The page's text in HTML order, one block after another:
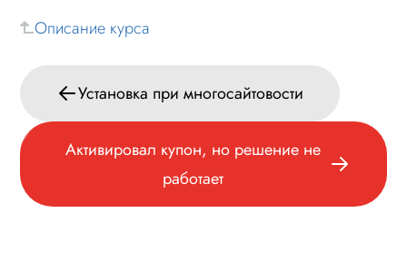
Ошибка fatal error: expected color
value
Не работают все страницы кроме
главной или часть страниц
Вопросы по установке
Обновление
Описание курса
Установка при многосайтовости
Активировал купон, но решение не
работает